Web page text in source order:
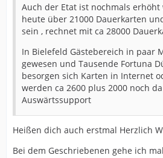
Auch der Etat ist nochmals
heute über 21000 Dauerkarten
sein , rechnet mit ca 28000
In Bielefeld Gästebereich in paar
gewesen und Tausende Fortuna
besorgen sich Karten in Internet
werden ca 2600 plus 2000 noch
Auswärtssupport
Heißen dich auch erstmal Herzlich
Bei dem Geschriebenen gehe ich